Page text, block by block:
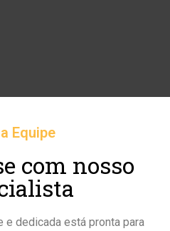
Equipe
com nosso
dedicada está pronta para